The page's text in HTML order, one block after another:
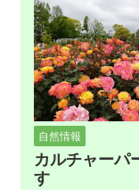
自然情報
カルチャーパ
す